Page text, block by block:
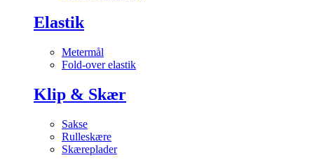
Elastik
Metermål
Fold-over elastik
Klip & Skær
Sakse
Rulleskære
Skæreplader